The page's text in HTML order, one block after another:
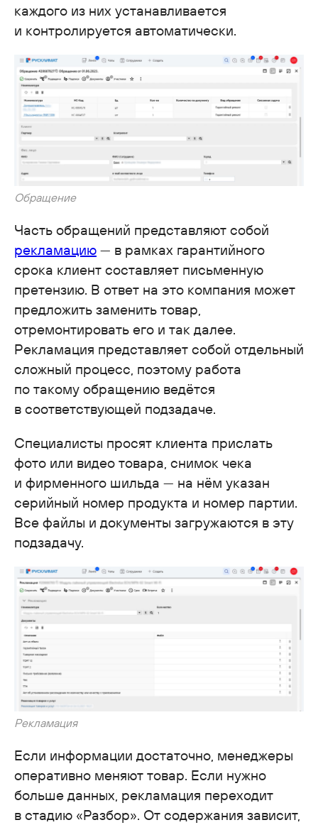
каждого из них устанавливается
и контролируется автоматически.
Обращение
Часть обращений представляют собой
рекламацию — в рамках гарантийного
срока клиент составляет письменную
претензию. В ответ на это компания может
предложить заменить товар,
отремонтировать его и так далее.
Рекламация представляет собой отдельный
сложный процесс, поэтому работа
по такому обращению ведётся
в соответствующей подзадаче.
Специалисты просят клиента прислать
фото или видео товара, снимок чека
и фирменного шильда — на нём указан
серийный номер продукта и номер партии.
Все файлы и документы загружаются в эту
подзадачу.
Рекламация
Если информации достаточно, менеджеры
оперативно меняют товар. Если нужно
больше данных, рекламация переходит
в стадию «Разбор». От содержания зависит,